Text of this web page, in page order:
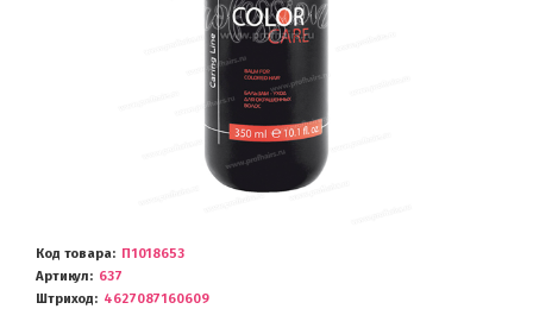
Код товара
П1018653
Артикул
637
Штриход
4627087160609